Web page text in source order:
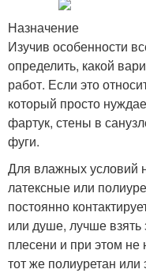
Назначение
Изучив особенности
определить, какой
работ. Если это
который просто
фартук, стены в
фуги.
Для влажных условий
латексные или
постоянно
или душе, лучше взять
плесени и при этом
тот же полиуретан или